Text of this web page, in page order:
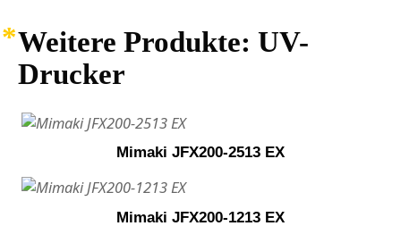
Weitere Produkte: UV-
Drucker
Mimaki JFX200-2513 EX
Mimaki JFX200-1213 EX